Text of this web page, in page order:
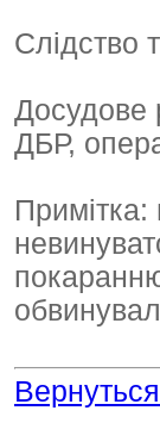
Слідство
Досудове
ДБР,
Примітка: